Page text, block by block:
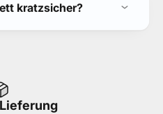
kratzsicher?